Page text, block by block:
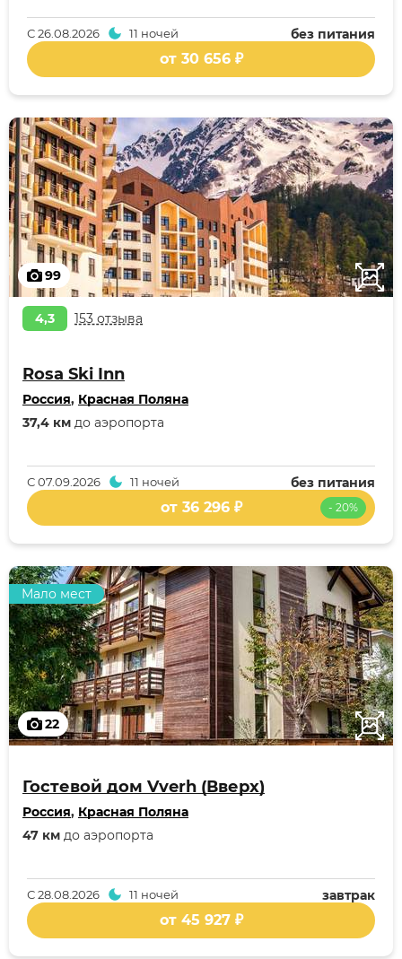
без питания
С26.08.2026 11 ночей
от 30 656 ₽
99
4,3 153 отзыва
Rosa Ski Inn
Россия, Красная Поляна
37,4 км до аэропорта
без питания
С07.09.2026 11 ночей
- 20%
от 36 296 ₽
22
Мало мест
Гостевой дом Vverh (Вверх)
Россия, Красная Поляна
47 км до аэропорта
завтрак
С28.08.2026 11 ночей
от 45 927 ₽